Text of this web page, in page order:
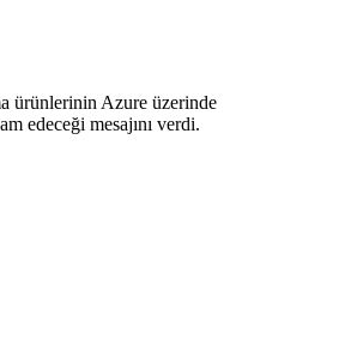
ürünlerinin Azure üzerinde
edeceği mesajını verdi.